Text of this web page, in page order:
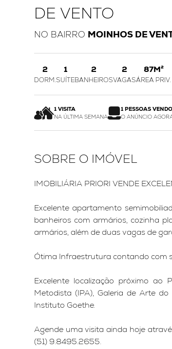
DE VENTO
NO BAIRRO MOINHOS DE
2
DORM.
1
SUÍTE
2
BANHEIROS
2
VAGAS
87M²
ÁREA PRIV.
1 VISITA
NA ÚLTIMA SEMANA
1 PESSOAS VENDO
O ANÚNCIO
SOBRE O IMÓVEL
IMOBILIÁRIA PRIORI VENDE
Excelente apartamento
banheiros com armários, cozinha
armários, além de duas vagas de
Ótima Infraestrutura contando com
Excelente localização próximo ao
Metodista (IPA), Galeria de Arte
Instituto Goethe.
Agende uma visita ainda hoje
(51) 9.8495.2655.